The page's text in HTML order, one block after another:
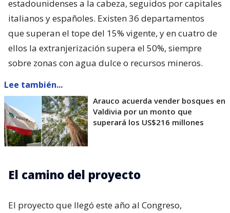
estadounidenses a la cabeza, seguidos por capitales
italianos y españoles. Existen 36 departamentos
que superan el tope del 15% vigente, y en cuatro de
ellos la extranjerización supera el 50%, siempre
sobre zonas con agua dulce o recursos mineros.
Lee también...
Arauco acuerda vender bosques en
Valdivia por un monto que
superará los US$216 millones
El camino del proyecto
El proyecto que llegó este año al Congreso,